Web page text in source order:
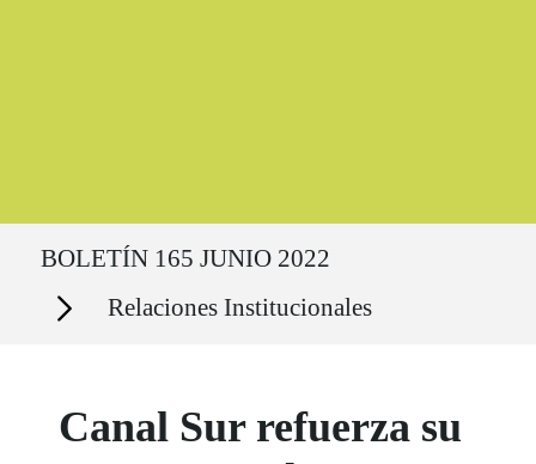
BOLETÍN 165 JUNIO 2022
Secciones Relaciones Institucionales
Canal Sur refuerza su